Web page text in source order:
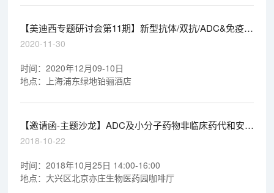
安全性评价研究，其中3个ADC药物研究资料已顺利通过
NMPA和FDA审评，另外1个将在2019年提交NMPA审评。
【美迪西专题研讨会第11期】新型抗体/双抗/ADC&免疫治
疗产业化道路探索
2020-11-30
时间：2020年12月09-10日
地点：上海浦东绿地铂骊酒店
【邀请函-主题沙龙】ADC及小分子药物非临床药代和安全
评价的关注点
2018-10-22
时间：2018年10月25日 14:00-16:00
地点：大兴区北京亦庄生物医药园咖啡厅